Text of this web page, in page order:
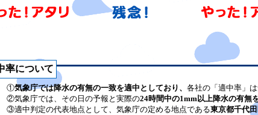
率について
①気象庁では降水の有無の一致を適中としており、 各社の「適中率」
②気象庁では、その日の予報と実際の24時間中の1mm以上降水の有無を
③適中判定の代表地点として、気象庁の定める地点である東京都千代